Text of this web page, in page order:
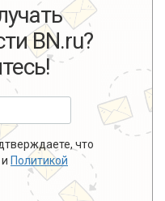
BN.ru?
что
и Политикой